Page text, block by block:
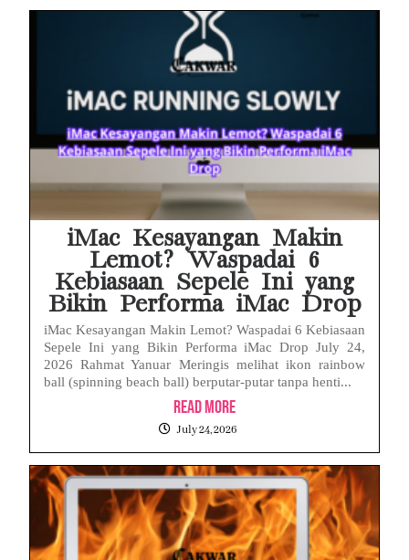
iMac Kesayangan Makin
Lemot? Waspadai 6
Kebiasaan Sepele Ini yang
Bikin Performa iMac Drop
iMac Kesayangan Makin Lemot? Waspadai 6 Kebiasaan
Sepele Ini yang Bikin Performa iMac Drop July 24,
2026 Rahmat Yanuar Meringis melihat ikon rainbow
ball (spinning beach ball) berputar-putar tanpa henti...
Read More
July 24, 2026